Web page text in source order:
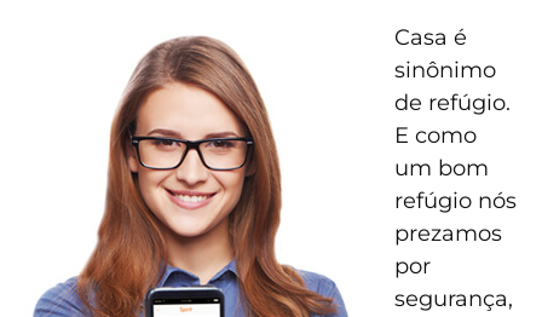
Casa é
sinônimo
de refúgio.
E como
um bom
refúgio nós
prezamos
por
segurança,